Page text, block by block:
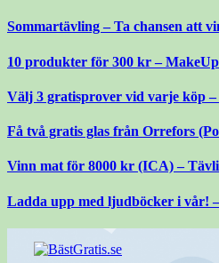
Gå
innehåll
Sommartävling – Ta chansen att
10 produkter för 300 kr –
Välj 3 gratisprover vid varje köp
Få två gratis glas från Orrefors
Vinn mat för 8000 kr (ICA) –
Ladda upp med ljudböcker i vår!